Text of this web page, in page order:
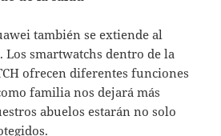
también se extiende al
Los smartwatchs dentro de la
ofrecen diferentes funciones
familia nos dejará más
abuelos estarán no solo